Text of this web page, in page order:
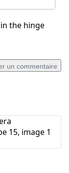
the hinge
un commentaire